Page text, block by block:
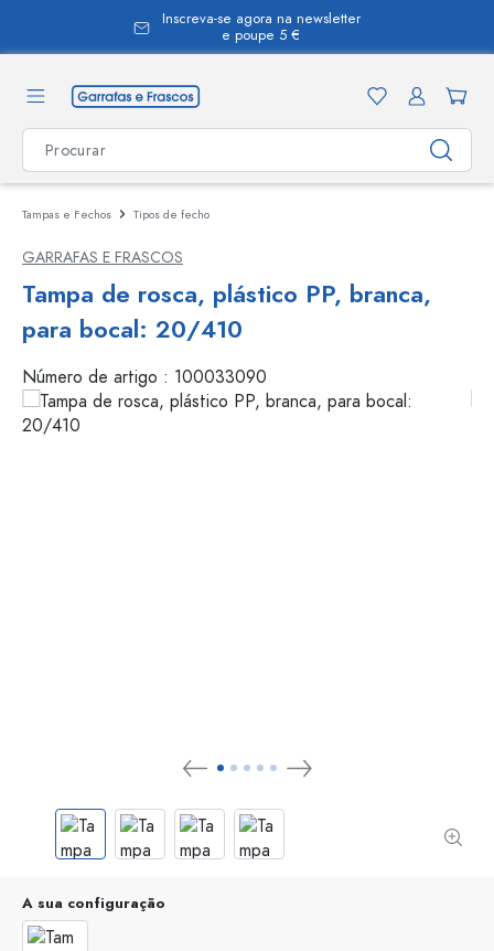
Inscreva-se agora na newsletter
e poupe 5 €
Tampas e Fechos Tipos de fecho
GARRAFAS E FRASCOS
Tampa de rosca, plástico PP, branca,
para bocal: 20/410
Número de artigo : 100033090
A sua configuração